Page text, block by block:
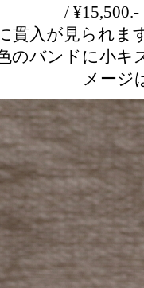
/
貫入が見られ
のバンドに小
メージ